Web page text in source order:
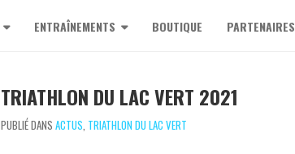
ENTRAÎNEMENTS BOUTIQUE PARTENAIRES
TRIATHLON DU LAC VERT 2021
PUBLIÉ DANS ACTUS TRIATHLON DU LAC VERT